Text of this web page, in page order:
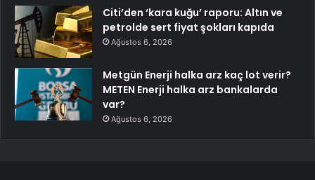
Citi’den ‘kara kuğu’ raporu: Altın ve
petrolde sert fiyat şokları kapıda
Ağustos 6, 2026
Metgün Enerji halka arz kaç lot verir?
METEN Enerji halka arz bankalarda
var?
Ağustos 6, 2026